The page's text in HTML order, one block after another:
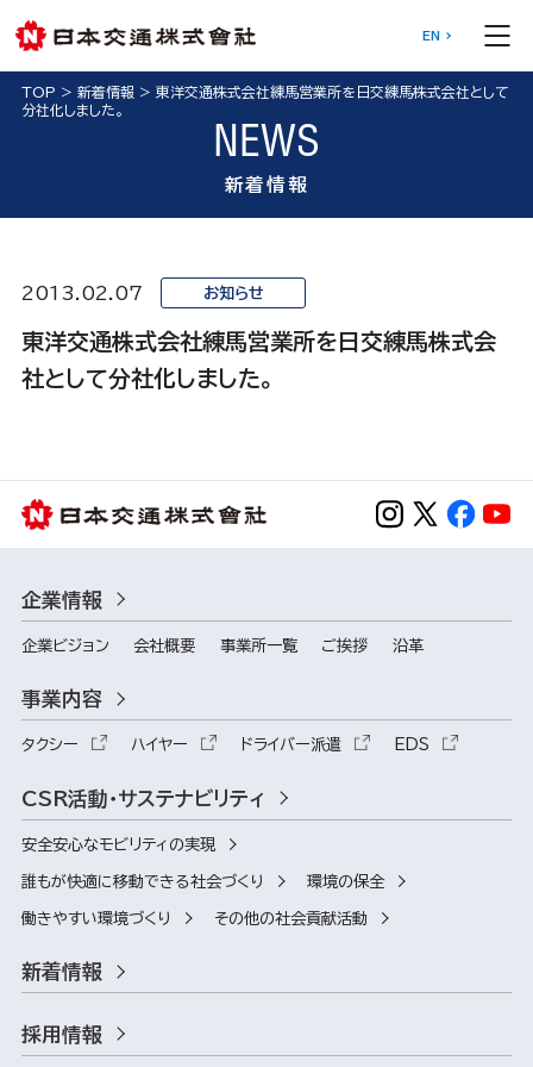
EN
TOP > 新着情報> 東洋交通株式会社練馬営業所を日交練馬株式会社として
分社化しました。
NEWS
新着情報
2013.02.07 お知らせ
東洋交通株式会社練馬営業所を日交練馬株式会
社として分社化しました。
企業情報
企業ビジョン 会社概要 事業所一覧 ご挨拶 沿革
事業内容
タクシー ハイヤー ドライバー派遣 EDS
CSR活動・サステナビリティ
安全安心なモビリティの実現
誰もが快適に移動できる社会づくり 環境の保全
働きやすい環境づくり その他の社会貢献活動
新着情報
採用情報